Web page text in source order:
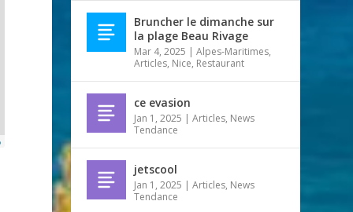
Bruncher le dimanche sur
la plage Beau Rivage
Mar 4, 2025 |Alpes-Maritimes,
Articles, Nice, Restaurant
ce evasion
Jan 1, 2025 |Articles, News
Tendance
jetscool
Jan 1, 2025 |Articles, News
Tendance